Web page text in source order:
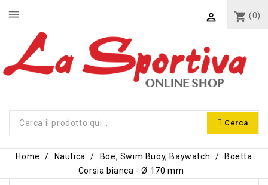
shopping_cart (0)

Cerca
menu
Home Nautica Boe, Swim Buoy, Baywatch
Boetta
Corsia bianca - Ø 170 mm